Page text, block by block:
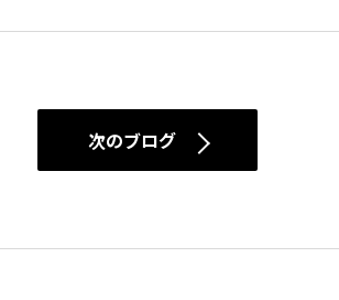
次のブログ